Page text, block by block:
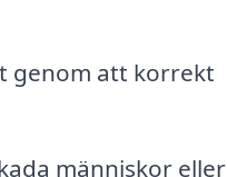
genom att korrekt
människor eller